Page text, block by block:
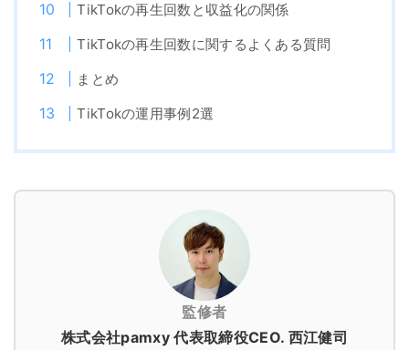
TikTokの再生回数と収益化の関係
TikTokの再生回数に関するよくある質問
まとめ
TikTokの運用事例2選
監修者
株式会社pamxy 代表取締役CEO. 西江健司